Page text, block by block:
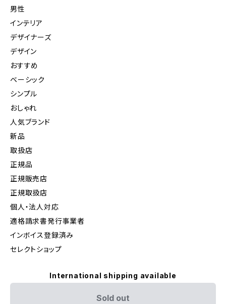
男性
インテリア
デザイナーズ
デザイン
おすすめ
ベーシック
シンプル
おしゃれ
人気ブランド
新品
取扱店
正規品
正規販売店
正規取扱店
個人・法人対応
適格請求書発行事業者
インボイス登録済み
セレクトショップ
International shipping available
Sold out